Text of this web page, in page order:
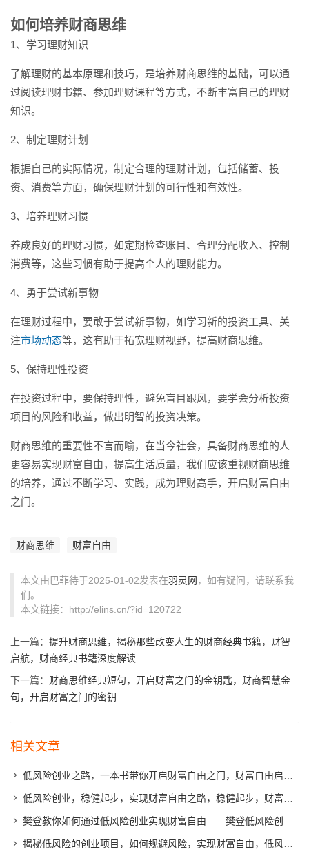
如何培养财商思维
1、学习理财知识
了解理财的基本原理和技巧，是培养财商思维的基础，可以通
过阅读理财书籍、参加理财课程等方式，不断丰富自己的理财
知识。
2、制定理财计划
根据自己的实际情况，制定合理的理财计划，包括储蓄、投
资、消费等方面，确保理财计划的可行性和有效性。
3、培养理财习惯
养成良好的理财习惯，如定期检查账目、合理分配收入、控制
消费等，这些习惯有助于提高个人的理财能力。
4、勇于尝试新事物
在理财过程中，要敢于尝试新事物，如学习新的投资工具、关
注市场动态等，这有助于拓宽理财视野，提高财商思维。
5、保持理性投资
在投资过程中，要保持理性，避免盲目跟风，要学会分析投资
项目的风险和收益，做出明智的投资决策。
财商思维的重要性不言而喻，在当今社会，具备财商思维的人
更容易实现财富自由，提高生活质量，我们应该重视财商思维
的培养，通过不断学习、实践，成为理财高手，开启财富自由
之门。
财商思维 财富自由
本文由巴菲待于2025-01-02发表在羽灵网 ，如有疑问，请联系我
们。
本文链接：http://elins.cn/?id=120722
上一篇： 提升财商思维，揭秘那些改变人生的财商经典书籍，财智
启航，财商经典书籍深度解读
下一篇： 财商思维经典短句，开启财富之门的金钥匙，财商智慧金
句，开启财富之门的密钥
相关文章
低风险创业之路，一本书带你开启财富自由之门，财富自由启航，低风险创业指南一书
低风险创业，稳健起步，实现财富自由之路，稳健起步，财富自由，低风险创业攻略
樊登教你如何通过低风险创业实现财富自由——樊登低风险创业PDF深度解读，樊登深度解读，低风险创业之道，迈向财富自由的秘诀
揭秘低风险的创业项目，如何规避风险，实现财富自由，低风险创业指南，规避风险，走向财富自由之路